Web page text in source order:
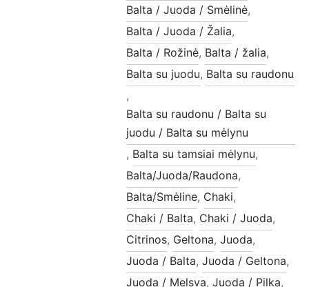
Balta / Juoda / Smėlinė,
Balta / Juoda / Žalia,
Balta / Rožinė, Balta / žalia,
Balta su juodu, Balta su raudonu
,
Balta su raudonu / Balta su
juodu / Balta su mėlynu
, Balta su tamsiai mėlynu,
Balta/Juoda/Raudona,
Balta/Smėline, Chaki,
Chaki / Balta, Chaki / Juoda,
Citrinos, Geltona, Juoda,
Juoda / Balta, Juoda / Geltona,
Juoda / Melsva, Juoda / Pilka,